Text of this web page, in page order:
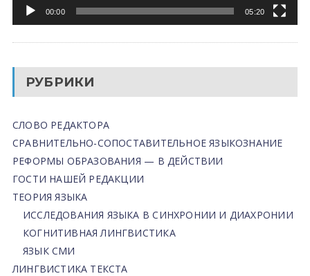
00:00 05:20
РУБРИКИ
СЛОВО РЕДАКТОРА
СРАВНИТЕЛЬНО-СОПОСТАВИТЕЛЬНОЕ ЯЗЫКОЗНАНИЕ
РЕФОРМЫ ОБРАЗОВАНИЯ — В ДЕЙСТВИИ
ГОСТИ НАШЕЙ РЕДАКЦИИ
ТЕОРИЯ ЯЗЫКА
ИССЛЕДОВАНИЯ ЯЗЫКА В СИНХРОНИИ И ДИАХРОНИИ
КОГНИТИВНАЯ ЛИНГВИСТИКА
ЯЗЫК СМИ
ЛИНГВИСТИКА ТЕКСТА